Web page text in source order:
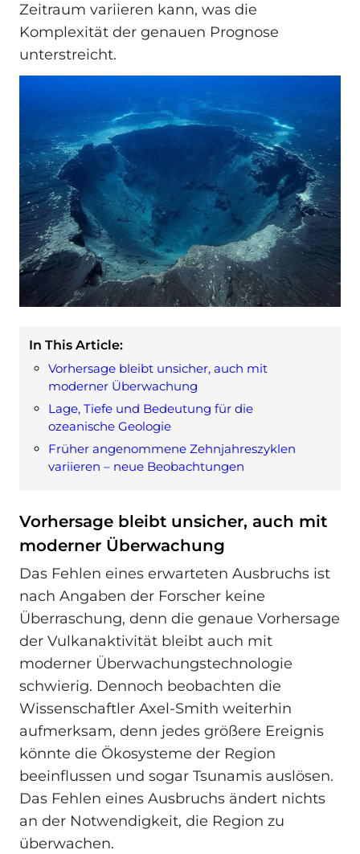
Zeitraum variieren kann, was die
Komplexität der genauen Prognose
unterstreicht.
In This Article:
Vorhersage bleibt unsicher, auch mit
moderner Überwachung
Lage, Tiefe und Bedeutung für die
ozeanische Geologie
Früher angenommene Zehnjahreszyklen
variieren – neue Beobachtungen
Vorhersage bleibt unsicher, auch mit
moderner Überwachung
Das Fehlen eines erwarteten Ausbruchs ist
nach Angaben der Forscher keine
Überraschung, denn die genaue Vorhersage
der Vulkanaktivität bleibt auch mit
moderner Überwachungstechnologie
schwierig. Dennoch beobachten die
Wissenschaftler Axel-Smith weiterhin
aufmerksam, denn jedes größere Ereignis
könnte die Ökosysteme der Region
beeinflussen und sogar Tsunamis auslösen.
Das Fehlen eines Ausbruchs ändert nichts
an der Notwendigkeit, die Region zu
überwachen.